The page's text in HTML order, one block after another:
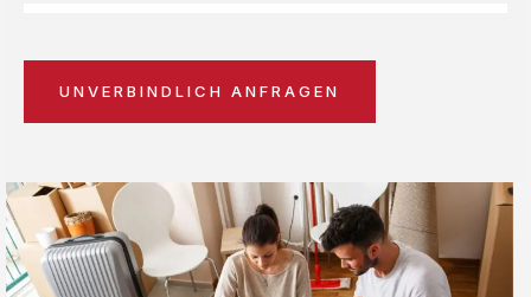
UNVERBINDLICH ANFRAGEN